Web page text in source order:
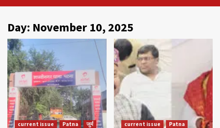
Day: November 10, 2025
current issue Patna
जुर्म
current issue
Patna